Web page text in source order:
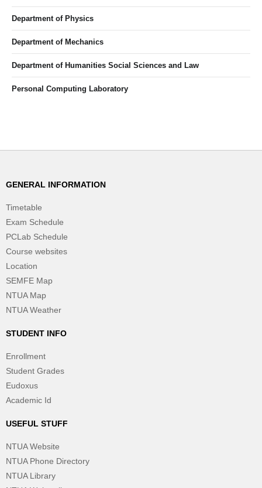
Department of Physics
Department of Mechanics
Department of Humanities Social Sciences and Law
Personal Computing Laboratory
GENERAL INFORMATION
Timetable
Exam Schedule
PCLab Schedule
Course websites
Location
SEMFE Map
NTUA Map
NTUA Weather
STUDENT INFO
Enrollment
Student Grades
Eudoxus
Academic Id
USEFUL STUFF
NTUA Website
NTUA Phone Directory
NTUA Library